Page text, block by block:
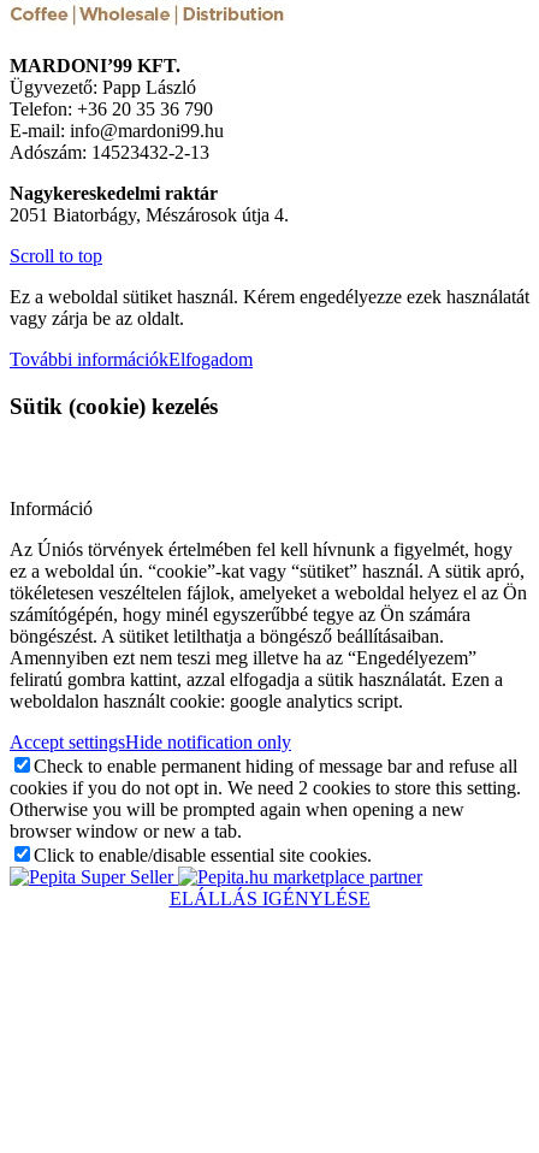
MARDONI’99 KFT.
Ügyvezető: Papp László
Telefon: +36 20 35 36 790
E-mail: info@mardoni99.hu
Adószám: 14523432-2-13
Nagykereskedelmi raktár
2051 Biatorbágy, Mészárosok útja 4.
Scroll to top
Ez a weboldal sütiket használ. Kérem engedélyezze ezek használatát
vagy zárja be az oldalt.
További információkElfogadom
Sütik (cookie) kezelés
Információ
Az Úniós törvények értelmében fel kell hívnunk a figyelmét, hogy
ez a weboldal ún. “cookie”-kat vagy “sütiket” használ. A sütik apró,
tökéletesen veszéltelen fájlok, amelyeket a weboldal helyez el az Ön
számítógépén, hogy minél egyszerűbbé tegye az Ön számára
böngészést. A sütiket letilthatja a böngésző beállításaiban.
Amennyiben ezt nem teszi meg illetve ha az “Engedélyezem”
feliratú gombra kattint, azzal elfogadja a sütik használatát. Ezen a
weboldalon használt cookie: google analytics script.
Accept settingsHide notification only
Check to enable permanent hiding of message bar and refuse all
cookies if you do not opt in. We need 2 cookies to store this setting.
Otherwise you will be prompted again when opening a new
browser window or new a tab.
Click to enable/disable essential site cookies.
marketplace partner
ELÁLLÁS IGÉNYLÉSE